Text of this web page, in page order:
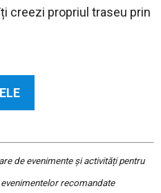
creezi propriul traseu prin
de evenimente și activități pentru
recomandate